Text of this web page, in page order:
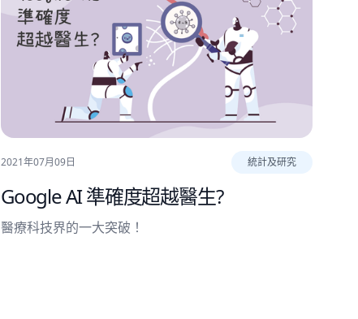
2021年07月09日 統計及研究
Google AI 準確度超越醫生?
醫療科技界的一大突破！